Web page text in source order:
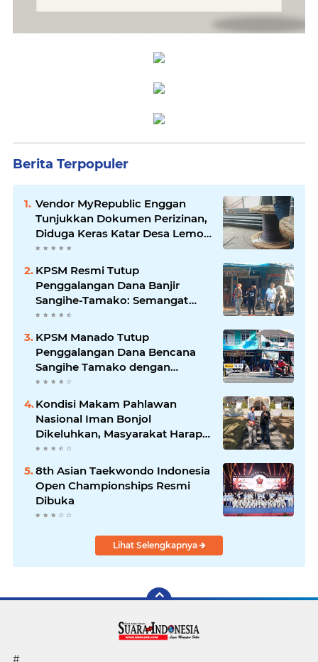
Berita Terpopuler
Vendor MyRepublic Enggan
Tunjukkan Dokumen Perizinan,
Diduga Keras Katar Desa Lemo
Disebut Handle Kordinasi
KPSM Resmi Tutup
Penggalangan Dana Banjir
Sangihe-Tamako: Semangat
Kebersamaan & Solidaritas
Tetap Terjaga
KPSM Manado Tutup
Penggalangan Dana Bencana
Sangihe Tamako dengan
Semangat Tinggi, Dihadiri
Banyak Seniman Ibu Kota
Kondisi Makam Pahlawan
Nasional Iman Bonjol
Dikeluhkan, Masyarakat Harap
Pemerintah Segera Lakukan
Pembenahan
8th Asian Taekwondo Indonesia
Open Championships Resmi
Dibuka
Lihat Selengkapnya
#